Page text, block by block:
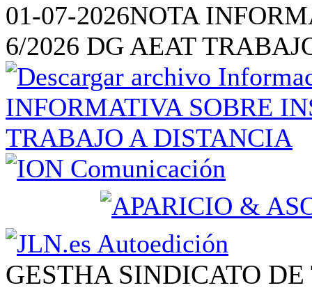
01-07-2026NOTA
6/2026 DG AEAT
GESTHA SINDICATO